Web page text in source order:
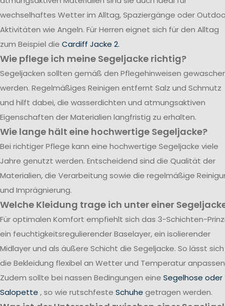
wechselhaftes Wetter im Alltag, Spaziergänge oder
Aktivitäten wie Angeln. Für Herren eignet sich für den Alltag
zum Beispiel die Cardiff Jacke 2.
Wie pflege ich meine Segeljacke richtig?
Segeljacken sollten gemäß den Pflegehinweisen
werden. Regelmäßiges Reinigen entfernt Salz und Schmutz
und hilft dabei, die wasserdichten und atmungsaktiven
Eigenschaften der Materialien langfristig zu erhalten.
Wie lange hält eine hochwertige Segeljacke?
Bei richtiger Pflege kann eine hochwertige Segeljacke viele
Jahre genutzt werden. Entscheidend sind die Qualität der
Materialien, die Verarbeitung sowie die regelmäßige
und Imprägnierung.
Welche Kleidung trage ich unter einer
Für optimalen Komfort empfiehlt sich das 3-Schichten-
ein feuchtigkeitsregulierender Baselayer, ein isolierender
Midlayer und als äußere Schicht die Segeljacke. So lässt sich
die Bekleidung flexibel an Wetter und Temperatur
Zudem sollte bei nassen Bedingungen eine Segelhose oder
Salopette , so wie rutschfeste Schuhe getragen werden.